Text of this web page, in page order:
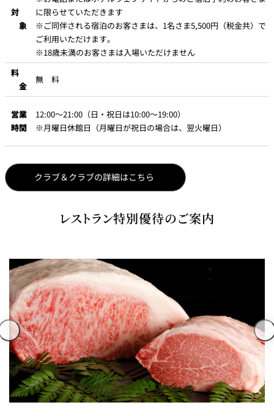
対
象
に限らせていただきます
※ご同伴される宿泊のお客さまは、1名さま5,500円（税金共）で
ご利用いただけます。
※18歳未満のお客さまは入場いただけません
料
金
無 料
営業
時間
12:00～21:00（日・祝日は10:00～19:00）
※月曜日休館日（月曜日が祝日の場合は、翌火曜日）
クラブ＆クラブの詳細はこちら
レストラン特別優待のご案内